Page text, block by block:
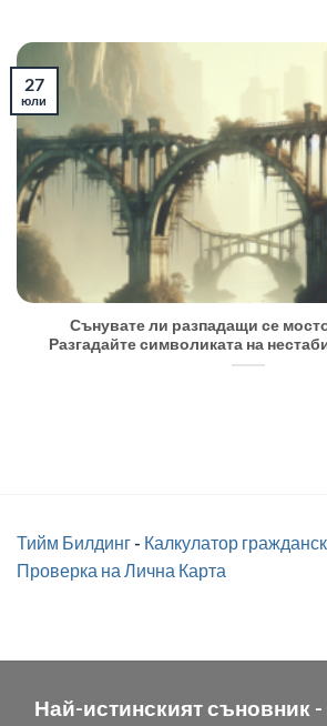
Сънувате ли разпадащи се
Разгадайте символиката на
27
юли
Тийм Билдинг- Калкулатор
Проверка на Лична Карта
Най-истинският съновник -